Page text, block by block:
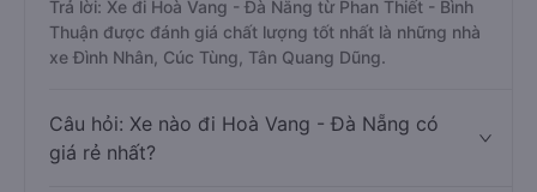
Trả lời: Xe đi Hoà Vang - Đà Nẵng từ Phan Thiết - Bình
Thuận được đánh giá chất lượng tốt nhất là những nhà
xe Đình Nhân, Cúc Tùng, Tân Quang Dũng.
Câu hỏi: Xe nào đi Hoà Vang - Đà Nẵng có
giá rẻ nhất?